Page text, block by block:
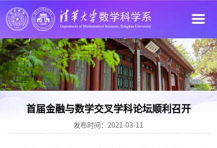
首届金融与数学交叉学科论坛顺利召开
发布时间：2021-03-11